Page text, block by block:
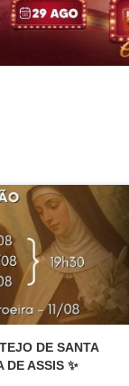
DE SANTA
DE ASSIS ✨